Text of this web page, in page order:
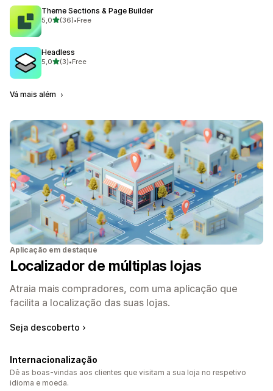
Theme Sections & Page Builder
5,0de 5 estrelas
(36)
36 total de avaliações
•Free
Headless
5,0de 5 estrelas
(3)
3 total de avaliações
•Free
Vá mais além
Aplicação em destaque
Localizador de múltiplas lojas
Atraia mais compradores, com uma aplicação que
facilita a localização das suas lojas.
Seja descoberto
Internacionalização
Dê as boas-vindas aos clientes que visitam a sua loja no respetivo
idioma e moeda.